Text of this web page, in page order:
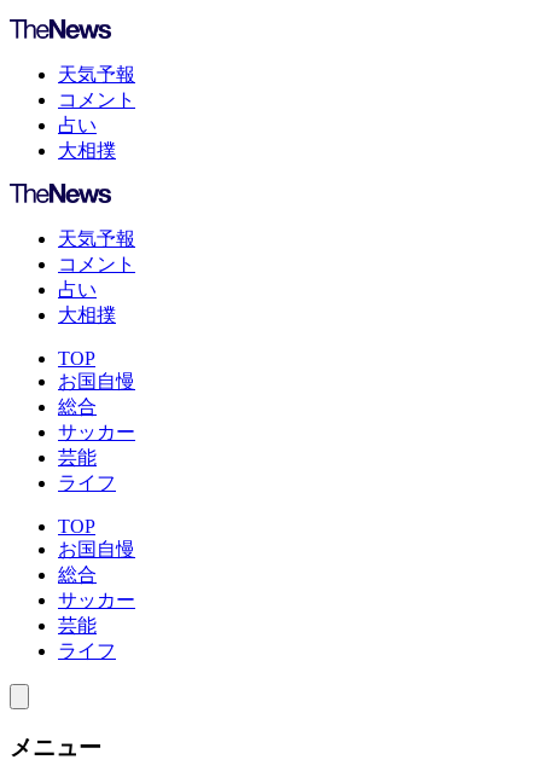
天気予報
コメント
占い
大相撲
天気予報
コメント
占い
大相撲
TOP
お国自慢
総合
サッカー
芸能
ライフ
TOP
お国自慢
総合
サッカー
芸能
ライフ
メニュー